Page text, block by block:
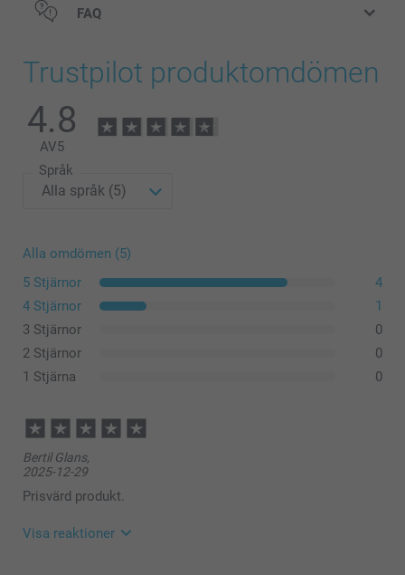
FAQ
Trustpilot produktomdömen
4.8
AV5
Språk
Alla omdömen (5)
5 Stjärnor
4
4 Stjärnor
1
3 Stjärnor
0
2 Stjärnor
0
1 Stjärna
0
Bertil Glans,
2025-12-29
Prisvärd produkt.
Visa reaktioner